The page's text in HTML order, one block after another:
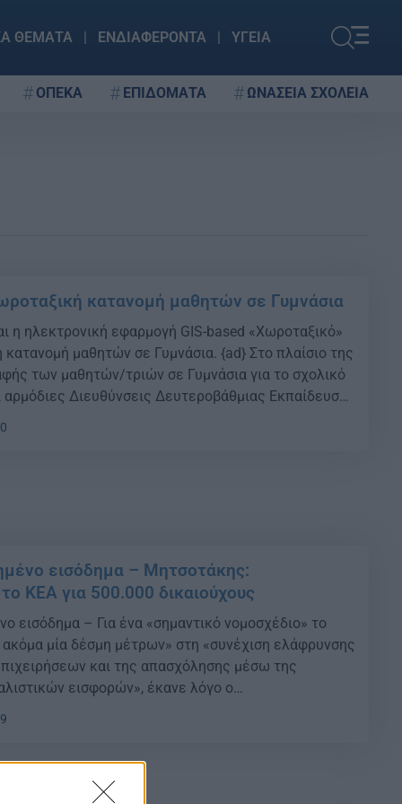
ΘΕΜΑΤΑ ΕΝΔΙΑΦΕΡΟΝΤΑ ΥΓΕΙΑ
ΟΠΕΚΑ ΕΠΙΔΟΜΑΤΑ ΩΝΑΣΕΙΑ ΣΧΟΛΕΙΑ
κατανομή μαθητών σε Γυμνάσια
η ηλεκτρονική εφαρμογή GIS-based «Χωροταξικό»
κατανομή μαθητών σε Γυμνάσια. {ad} Στο πλαίσιο της
των μαθητών/τριών σε Γυμνάσια για το σχολικό
Διευθύνσεις Δευτεροβάθμιας Εκπαίδευσης
την ηλεκτρονική εφαρμογή GIS-based
οποία βρίσκουν στον σύνδεσμο
εισόδημα – Μητσοτάκης:
ΚΕΑ για 500.000 δικαιούχους
εισόδημα – Για ένα «σημαντικό νομοσχέδιο» το
ακόμα μία δέσμη μέτρων» στη «συνέχιση ελάφρυνσης
και της απασχόλησης μέσω της
εισφορών», έκανε λόγο ο
Μητσοτάκης, ξεκινώντας την ομιλία του στη
του νομοσχεδίου του υπουργείου Εργασίας